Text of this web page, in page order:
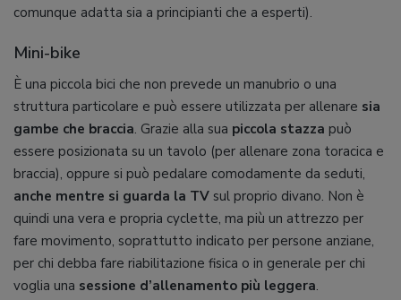
comunque adatta sia a principianti che a esperti).
Mini-bike
È una piccola bici che non prevede un manubrio o una
struttura particolare e può essere utilizzata per allenare sia
gambe che braccia. Grazie alla sua piccola stazza può
essere posizionata su un tavolo (per allenare zona toracica e
braccia), oppure si può pedalare comodamente da seduti,
anche mentre si guarda la TV sul proprio divano. Non è
quindi una vera e propria cyclette, ma più un attrezzo per
fare movimento, soprattutto indicato per persone anziane,
per chi debba fare riabilitazione fisica o in generale per chi
voglia una sessione d’allenamento più leggera.